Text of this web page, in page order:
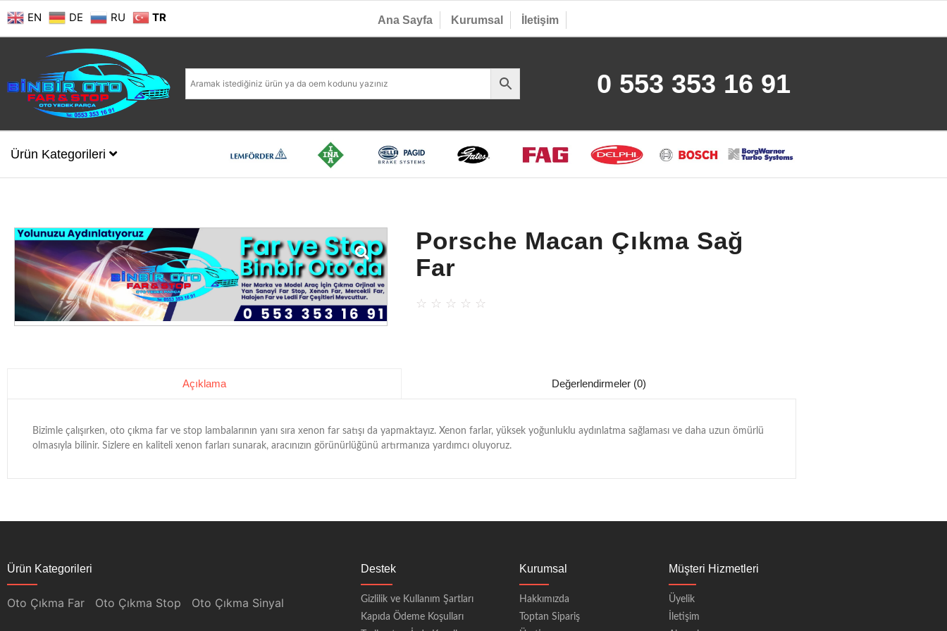
EN DE RU TR Ana Sayfa Kurumsal İletişim
0 553 353 16 91
Ürün Kategorileri
Porsche Macan Çıkma Sağ
Far
☆ ☆ ☆ ☆ ☆
Açıklama Değerlendirmeler (0)
Bizimle çalışırken, oto çıkma far ve stop lambalarının yanı sıra xenon far satışı da yapmaktayız. Xenon farlar, yüksek yoğunluklu aydınlatma sağlaması ve daha uzun ömürlü
olmasıyla bilinir. Sizlere en kaliteli xenon farları sunarak, aracınızın görünürlüğünü artırmanıza yardımcı oluyoruz.
Ürün Kategorileri
Oto Çıkma Far Oto Çıkma Stop Oto Çıkma Sinyal
Destek
Gizlilik ve Kullanım Şartları
Kapıda Ödeme Koşulları
Kurumsal
Hakkımızda
Toptan Sipariş
Müşteri Hizmetleri
Üyelik
İletişim